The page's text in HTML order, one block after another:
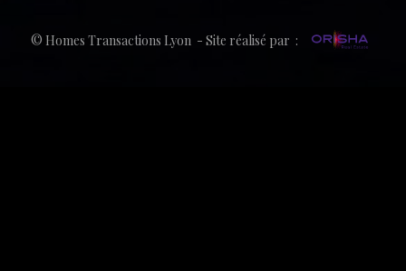
© Homes Transactions Lyon - Site réalisé par :